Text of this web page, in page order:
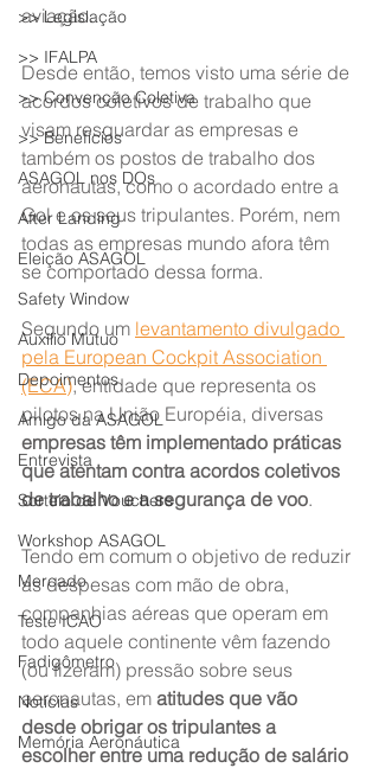
>> Legislação
>> IFALPA
>> Convenção Coletiva
>> Benefícios
ASAGOL nos DOs
After Landing
Eleição ASAGOL
Safety Window
Auxílio Mútuo
Depoimentos
Amigo da ASAGOL
Entrevista
Sorteio de Vouchers
Workshop ASAGOL
Mercado
Teste ICAO
Fadigômetro
Notícias
Memória Aeronáutica
aviação.
Desde então, temos visto uma série de
acordos coletivos de trabalho que
visam resguardar as empresas e
também os postos de trabalho dos
aeronautas, como o acordado entre a
Gol e os seus tripulantes. Porém, nem
todas as empresas mundo afora têm
se comportado dessa forma.
Segundo um levantamento divulgado
pela European Cockpit Association
(ECA), entidade que representa os
pilotos na União Européia, diversas
empresas têm implementado práticas
que atentam contra acordos coletivos
de trabalho e a segurança de voo.
Tendo em comum o objetivo de reduzir
as despesas com mão de obra,
companhias aéreas que operam em
todo aquele continente vêm fazendo
(ou fizeram) pressão sobre seus
aeronautas, em atitudes que vão
desde obrigar os tripulantes a
escolher entre uma redução de salário